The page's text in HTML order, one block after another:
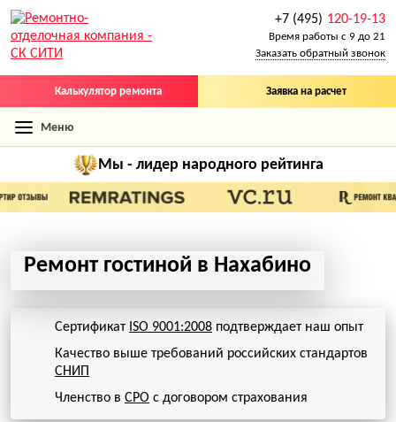
Калькулятор ремонта Заявка на расчет
+7 (495) 120-19-13
Время работы с 9 до 21
Заказать обратный звонок
Меню
Мы - лидер народного рейтинга
Ремонт гостиной в Нахабино
Сертификат ISO 9001:2008 подтверждает наш опыт
Качество выше требований российских стандартов
СНИП
Членство в СРО с договором страхования